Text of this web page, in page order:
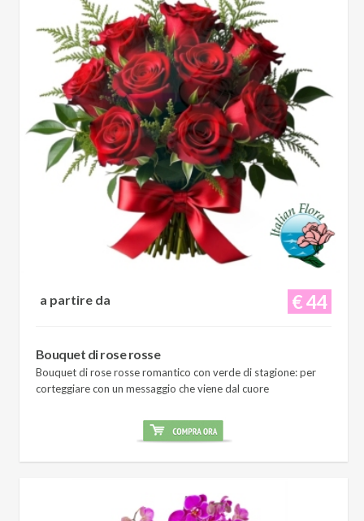
€ 44
a partire da
Bouquet di rose rosse
Bouquet di rose rosse romantico con verde di stagione: per
corteggiare con un messaggio che viene dal cuore